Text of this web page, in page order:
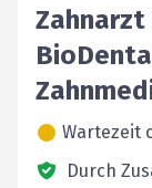
Wartezeit
Durch